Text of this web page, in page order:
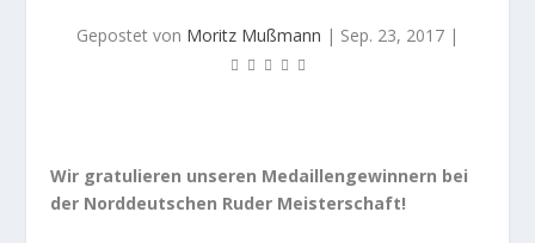
Gepostet von Moritz Mußmann | Sep. 23, 2017 |
Wir gratulieren unseren Medaillengewinnern bei
der Norddeutschen Ruder Meisterschaft!